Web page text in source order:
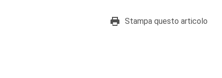
Stampa questo articolo